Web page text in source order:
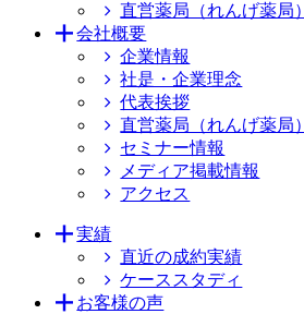
直営薬局（れんげ薬局）
会社概要
企業情報
社是・企業理念
代表挨拶
直営薬局（れんげ薬局）
セミナー情報
メディア掲載情報
アクセス
実績
直近の成約実績
ケーススタディ
お客様の声